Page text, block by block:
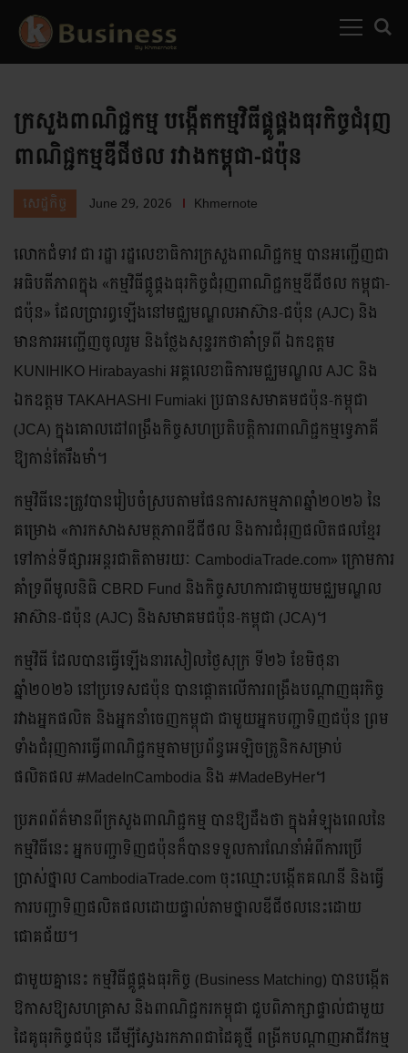
ក្រសួងពាណិជ្ជកម្ម បង្កើតកម្មវិធីផ្គូផ្គងធុរកិច្ចជំរុញ
ពាណិជ្ជកម្មឌីជីថល រវាងកម្ពុជា-ជប៉ុន
សេដ្ឋកិច្ច June 29, 2026 Khmernote
លោកជំទាវ ជា រដ្ឋា រដ្ឋលេខាធិការក្រសួងពាណិជ្ជកម្ម បានអញ្ជើញជា
អធិបតីភាពក្នុង «កម្មវិធីផ្គូផ្គងធុរកិច្ចជំរុញពាណិជ្ជកម្មឌីជីថល កម្ពុជា-
ជប៉ុន» ដែលប្រារព្ធឡើងនៅមជ្ឈមណ្ឌលអាស៊ាន-ជប៉ុន (AJC) និង
មានការអញ្ជើញចូលរួម និងថ្លែងសុន្ទរកថាគាំទ្រពី ឯកឧត្តម
KUNIHIKO Hirabayashi អគ្គលេខាធិការមជ្ឈមណ្ឌល AJC និង
ឯកឧត្តម TAKAHASHI Fumiaki ប្រធានសមាគមជប៉ុន-កម្ពុជា
(JCA) ក្នុងគោលដៅពង្រឹងកិច្ចសហប្រតិបត្តិការពាណិជ្ជកម្មទ្វេភាគី
ឱ្យកាន់តែរឹងមាំ។
កម្មវិធីនេះត្រូវបានរៀបចំស្របតាមផែនការសកម្មភាពឆ្នាំ២០២៦ នៃ
គម្រោង «ការកសាងសមត្ថភាពឌីជីថល និងការជំរុញផលិតផលខ្មែរ
ទៅកាន់ទីផ្សារអន្តរជាតិតាមរយៈ CambodiaTrade.com» ក្រោមការ
គាំទ្រពីមូលនិធិ CBRD Fund និងកិច្ចសហការជាមួយមជ្ឈមណ្ឌល
អាស៊ាន-ជប៉ុន (AJC) និងសមាគមជប៉ុន-កម្ពុជា (JCA)។
កម្មវិធី ដែលបានធ្វើឡើងនារសៀលថ្ងៃសុក្រ ទី២៦ ខែមិថុនា
ឆ្នាំ២០២៦ នៅប្រទេសជប៉ុន បានផ្តោតលើការពង្រឹងបណ្តាញធុរកិច្ច
រវាងអ្នកផលិត និងអ្នកនាំចេញកម្ពុជា ជាមួយអ្នកបញ្ជាទិញជប៉ុន ព្រម
ទាំងជំរុញការធ្វើពាណិជ្ជកម្មតាមប្រព័ន្ធអេឡិចត្រូនិកសម្រាប់
ផលិតផល #MadeInCambodia និង #MadeByHer។
ប្រភពព័ត៌មានពីក្រសួងពាណិជ្ជកម្ម បានឱ្យដឹងថា ក្នុងអំឡុងពេលនៃ
កម្មវិធីនេះ អ្នកបញ្ជាទិញជប៉ុនក៏បានទទួលការណែនាំអំពីការប្រើ
ប្រាស់ថ្នាល CambodiaTrade.com ចុះឈ្មោះបង្កើតគណនី និងធ្វើ
ការបញ្ជាទិញផលិតផលដោយផ្ទាល់តាមថ្នាលឌីជីថលនេះដោយ
ជោគជ័យ។
ជាមួយគ្នានេះ កម្មវិធីផ្គូផ្គងធុរកិច្ច (Business Matching) បានបង្កើត
ឱកាសឱ្យសហគ្រាស និងពាណិជ្ជករកម្ពុជា ជួបពិភាក្សាផ្ទាល់ជាមួយ
ដៃគូធុរកិច្ចជប៉ុន ដើម្បីស្វែងរកភាពជាដៃគូថ្មី ពង្រីកបណ្តាញអាជីវកម្ម